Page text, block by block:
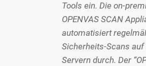
Tools ein. Die on-
OPENVAS SCAN
automatisiert
Sicherheits-Scans auf
Servern durch. Der